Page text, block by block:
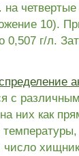
10).
г/л.
с
них как
число